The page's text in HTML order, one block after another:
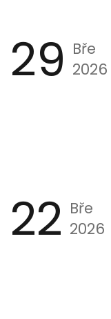
29 Bře
2026
22 Bře
2026